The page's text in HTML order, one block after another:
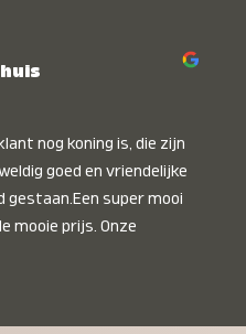
nog koning is, die zijn
goed en vriendelijke
super mooi
mooie prijs. Onze